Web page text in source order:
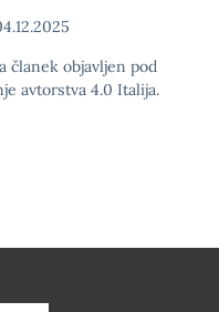
članek objavljen pod
avtorstva 4.0 Italija.